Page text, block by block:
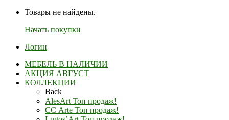
Товары не найдены.
Начать покупки
Логин
МЕБЕЛЬ В НАЛИЧИИ
АКЦИЯ АВГУСТ
КОЛЛЕКЦИИ
Back
AlesArt Топ продаж!
СС Arte Топ продаж!